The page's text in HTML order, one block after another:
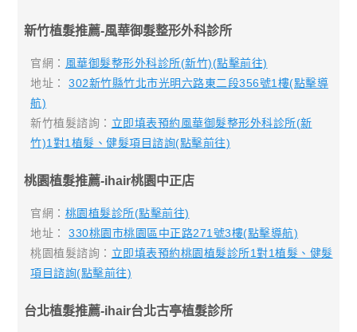
新竹植髮推薦-風華御髮整形外科診所
官網： 風華御髮整形外科診所(新竹)(點擊前往)
地址：302新竹縣竹北市光明六路東二段356號1樓(點擊導
航)
新竹植髮諮詢： 立即填表預約風華御髮整形外科診所(新
竹)1對1植髮、健髮項目諮詢(點擊前往)
桃園植髮推薦-ihair桃園中正店
官網： 桃園植髮診所(點擊前往)
地址：330桃園市桃園區中正路271號3樓(點擊導航)
桃園植髮諮詢： 立即填表預約桃園植髮診所1對1植髮、健髮
項目諮詢(點擊前往)
台北植髮推薦-ihair台北古亭植髮診所